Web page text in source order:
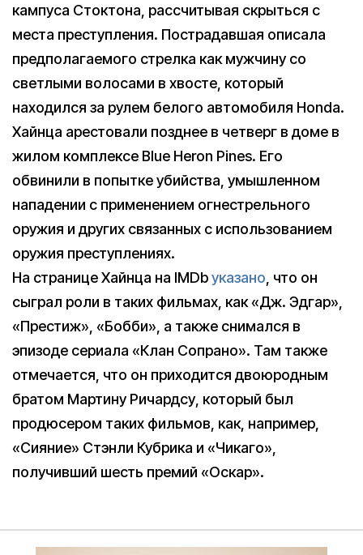
кампуса Стоктона, рассчитывая скрыться с
места преступления. Пострадавшая описала
предполагаемого стрелка как мужчину со
светлыми волосами в хвосте, который
находился за рулем белого автомобиля Honda.
Хайнца арестовали позднее в четверг в доме в
жилом комплексе Blue Heron Pines. Его
обвинили в попытке убийства, умышленном
нападении с применением огнестрельного
оружия и других связанных с использованием
оружия преступлениях.
На странице Хайнца на IMDbуказано , что он
сыграл роли в таких фильмах, как «Дж. Эдгар»,
«Престиж», «Бобби», а также снимался в
эпизоде сериала «Клан Сопрано». Там также
отмечается, что он приходится двоюродным
братом Мартину Ричардсу, который был
продюсером таких фильмов, как, например,
«Сияние» Стэнли Кубрика и «Чикаго»,
получивший шесть премий «Оскар».